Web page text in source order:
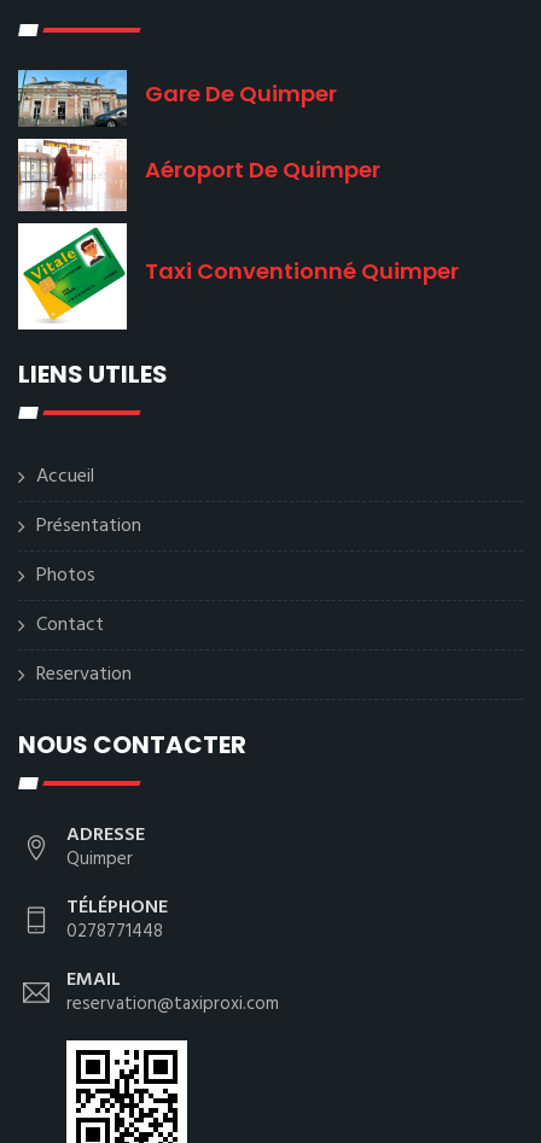
Gare De Quimper
Aéroport De Quimper
Taxi Conventionné Quimper
LIENS UTILES
Accueil
Présentation
Photos
Contact
Reservation
NOUS CONTACTER
ADRESSE
Quimper
TÉLÉPHONE
0278771448
EMAIL
reservation@taxiproxi.com